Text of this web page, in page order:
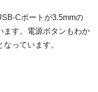
Cポートが3.5mmの
ます。電源ボタンもわか
っています。